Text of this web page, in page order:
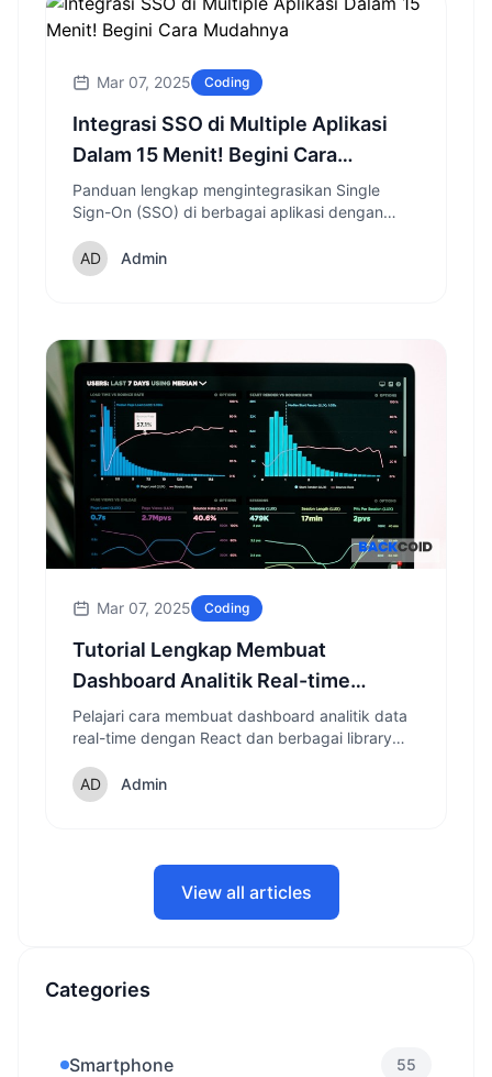
Mar 07, 2025 Coding
Integrasi SSO di Multiple Aplikasi
Dalam 15 Menit! Begini Cara
Mudahnya
Panduan lengkap mengintegrasikan Single
Sign-On (SSO) di berbagai aplikasi dengan
dan tips keamanan.
Admin
Mar 07, 2025 Coding
Tutorial Lengkap Membuat
Dashboard Analitik Real-time
dengan React
Pelajari cara membuat dashboard analitik data
real-time dengan React dan berbagai library
data Anda menjadi interaktif dan informatif.
Admin
View all articles
Categories
Smartphone 55